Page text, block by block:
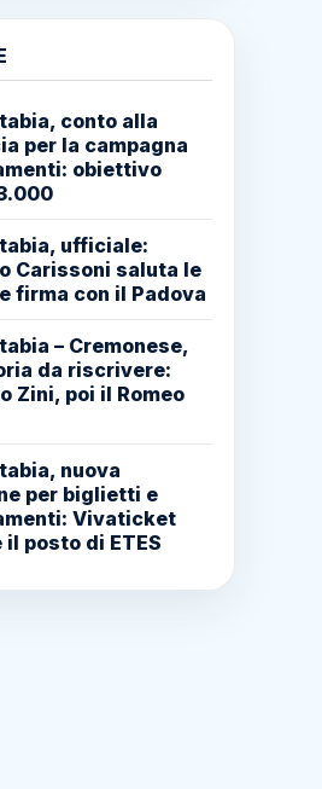
conto alla
per la campagna
obiettivo
ufficiale:
Carissoni saluta le
firma con il Padova
– Cremonese,
da riscrivere:
Zini, poi il Romeo
nuova
per biglietti e
Vivaticket
il posto di ETES